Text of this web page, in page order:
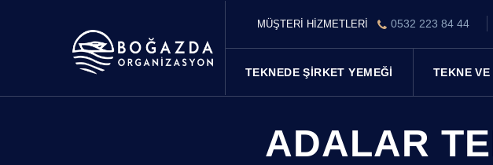
MÜŞTERİ HİZMETLERİ 0532 223 84 44
TEKNEDE ŞIRKET YEMEĞI TEKNE
ADALAR